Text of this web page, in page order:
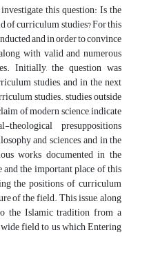
this question: Is the
of curriculum studies? For this
and in order to convince
with valid and numerous
Initially, the question was
studies, and in the next
studies. studies outside
of modern science, indicate
presuppositions
and sciences, and in the
works documented in the
the important place of this
the positions of curriculum
of the field. This issue, along
the Islamic tradition from a
field to us which Entering